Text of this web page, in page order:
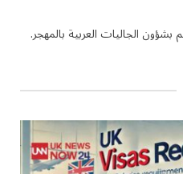
الجاليات العربية بالمهجر.